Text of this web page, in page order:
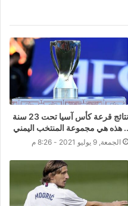
نتائج قرعة كأس آسيا تحت 23 سنة
.. هذه هي مجموعة المنتخب اليمني
الجمعة, 9 يوليو 2021 - 8:26 م